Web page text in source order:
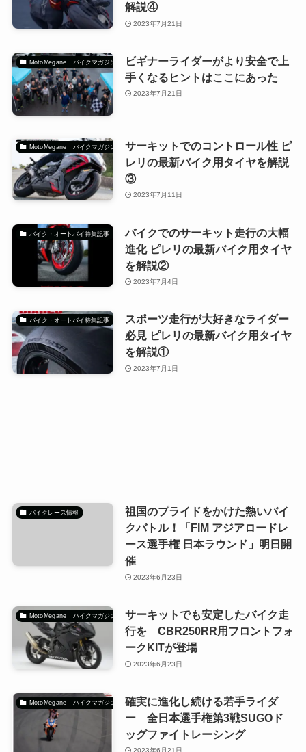
解説④
2023年7月21日
MotoMegane｜バイクマガジン
ビギナーライダーがより安全で上
手くなるヒントはここにあった
2023年7月21日
MotoMegane｜バイクマガジン
サーキットでのコントロール性 ピ
レリの最新バイク用タイヤを解説
③
2023年7月11日
バイク・オートバイ特集記事
バイクでのサーキット走行の大幅
進化 ピレリの最新バイク用タイヤ
を解説②
2023年7月4日
バイク・オートバイ特集記事
スポーツ走行が大好きなライダー
必見 ピレリの最新バイク用タイヤ
を解説①
2023年7月1日
バイクレース情報
祖国のプライドをかけた熱いバイ
クバトル！「FIM アジアロードレ
ース選手権 日本ラウンド」明日開
催
2023年6月23日
MotoMegane｜バイクマガジン
サーキットでも安定したバイク走
行を CBR250RR用フロントフォ
ークKITが登場
2023年6月23日
MotoMegane｜バイクマガジン
確実に進化し続ける若手ライダ
ー 全日本選手権第3戦SUGOド
ッグファイトレーシング